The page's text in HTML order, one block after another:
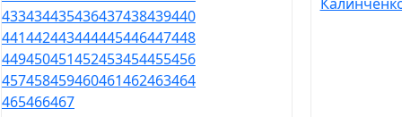
433434435436437438439440
441442443444445446447448
449450451452453454455456
457458459460461462463464
465466467